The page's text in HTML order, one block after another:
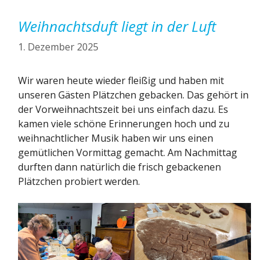
Weihnachtsduft liegt in der Luft
1. Dezember 2025
Wir waren heute wieder fleißig und haben mit
unseren Gästen Plätzchen gebacken. Das gehört in
der Vorweihnachtszeit bei uns einfach dazu. Es
kamen viele schöne Erinnerungen hoch und zu
weihnachtlicher Musik haben wir uns einen
gemütlichen Vormittag gemacht. Am Nachmittag
durften dann natürlich die frisch gebackenen
Plätzchen probiert werden.